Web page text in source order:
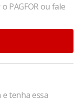
PAGFOR ou fale
tenha essa